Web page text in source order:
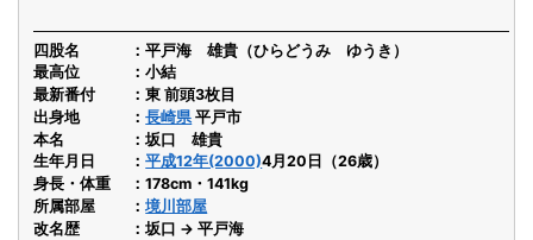
四股名
平戸海 雄貴（ひらどうみ ゆうき）
最高位
小結
最新番付
東 前頭3枚目
出身地
長崎県 平戸市
本名
坂口 雄貴
生年月日
平成12年(2000)4月20日（26歳）
身長・体重
178cm・141kg
所属部屋
境川部屋
改名歴
坂口 → 平戸海